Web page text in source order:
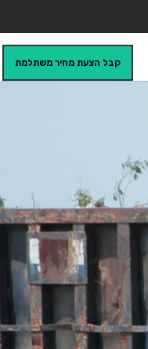
קבל הצעת מחיר משתלמת